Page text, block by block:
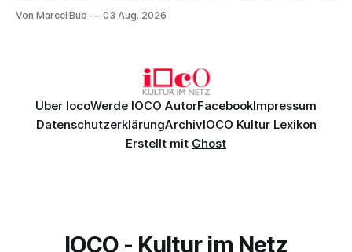
exzellentes Sängerensemble begeisterten. Die KI-geprägte
Von Marcel Bub 03 Aug. 2026
Über IocoWerde IOCO AutorFacebookImpressum
DatenschutzerklärungArchivIOCO Kultur Lexikon
Erstellt mit Ghost
IOCO - Kultur im Netz